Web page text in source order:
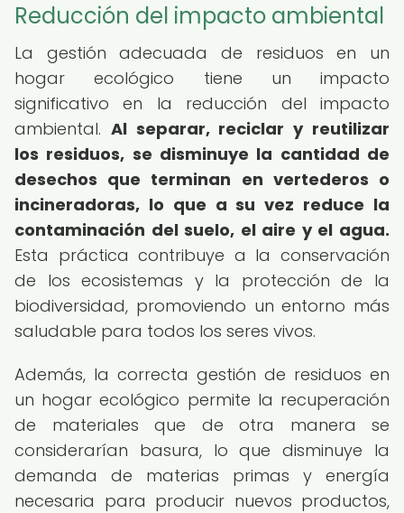
Reducción del impacto ambiental
La gestión adecuada de residuos en un
hogar ecológico tiene un impacto
significativo en la reducción del impacto
ambiental. Al separar, reciclar y reutilizar
los residuos, se disminuye la cantidad de
desechos que terminan en vertederos o
incineradoras, lo que a su vez reduce la
contaminación del suelo, el aire y el agua.
Esta práctica contribuye a la conservación
de los ecosistemas y la protección de la
biodiversidad, promoviendo un entorno más
saludable para todos los seres vivos.
Además, la correcta gestión de residuos en
un hogar ecológico permite la recuperación
de materiales que de otra manera se
considerarían basura, lo que disminuye la
demanda de materias primas y energía
necesaria para producir nuevos productos,